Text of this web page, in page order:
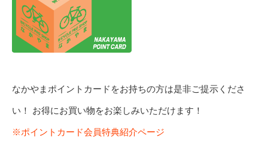
なかやまポイントカードをお持ちの方は是非ご提示くださ
い！ お得にお買い物をお楽しみいただけます！
※ポイントカード会員特典紹介ページ